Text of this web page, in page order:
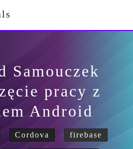
Samouczek
pracy z
Android
Cordova firebase